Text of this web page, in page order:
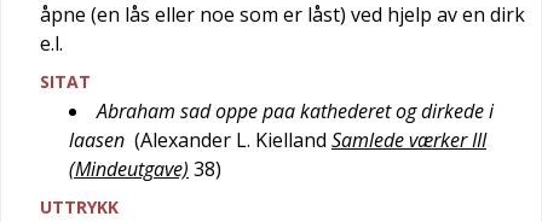
åpne (en lås eller noe som er låst) ved hjelp av en dirk
e.l.
SITAT
Abraham sad oppe paa kathederet og dirkede i
laasen (Alexander L. Kielland Samlede værker III
(Mindeutgave) 38)
UTTRYKK